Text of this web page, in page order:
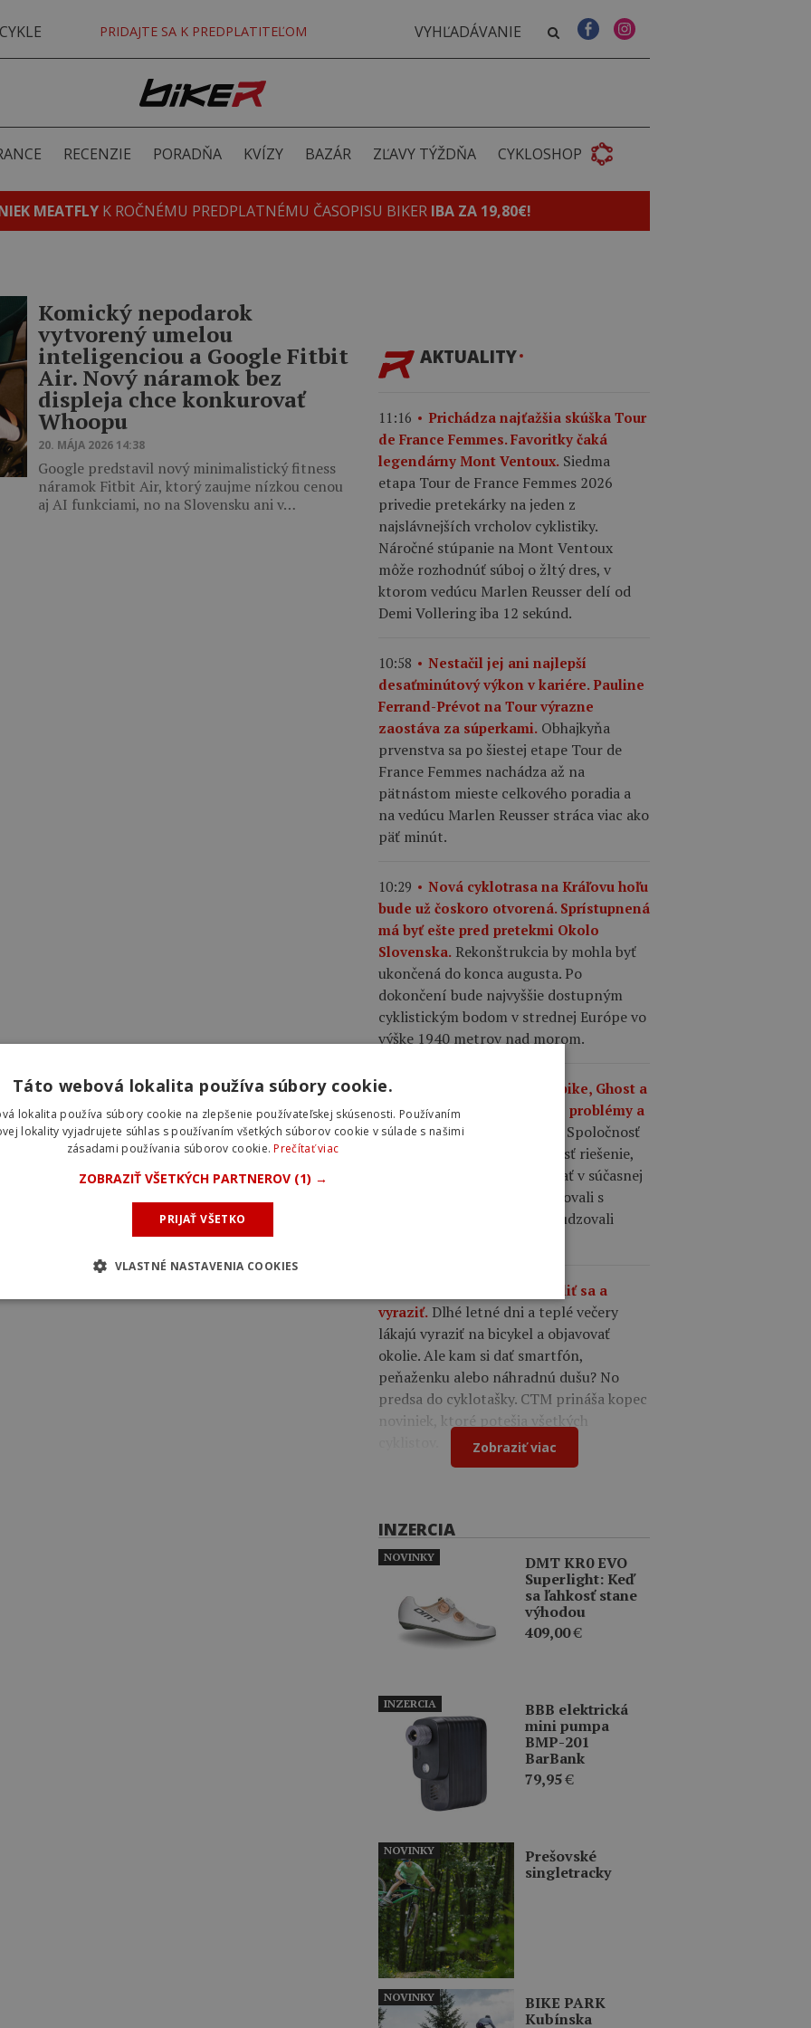
PRIDAJTE SA K PREDPLATITEĽOM
RECENZIE PORADŇA KVÍZY BAZÁR ZĽAVY TÝŽDŇA CYKLOSHOP
MEATFLY K ROČNÉMU PREDPLATNÉMU ČASOPISU BIKER IBA ZA 19,80€!
Komický nepodarok
vytvorený umelou
inteligenciou a Google Fitbit
Air. Nový náramok bez
displeja chce konkurovať
Whoopu
20. MÁJA 2026 14:38
Google predstavil nový minimalistický fitness
náramok Fitbit Air, ktorý zaujme nízkou cenou
aj AI funkciami, no na Slovensku ani v…
AKTUALITY
11:16
Prichádza najťažšia skúška Tour
de France Femmes. Favoritky čaká
legendárny Mont Ventoux. Siedma
etapa Tour de France Femmes 2026
privedie pretekárky na jeden z
najslávnejších vrcholov cyklistiky.
Náročné stúpanie na Mont Ventoux
môže rozhodnúť súboj o žltý dres, v
ktorom vedúcu Marlen Reusser delí od
Demi Vollering iba 12 sekúnd.
10:58
Nestačil jej ani najlepší
desaťminútový výkon v kariére. Pauline
Ferrand-Prévot na Tour výrazne
zaostáva za súperkami. Obhajkyňa
prvenstva sa po šiestej etape Tour de
France Femmes nachádza až na
pätnástom mieste celkového poradia a
na vedúcu Marlen Reusser stráca viac ako
päť minút.
10:29
Nová cyklotrasa na Kráľovu hoľu
bude už čoskoro otvorená. Sprístupnená
má byť ešte pred pretekmi Okolo
Slovenska. Rekonštrukcia by mohla byť
ukončená do konca augusta. Po
dokončení bude najvyššie dostupným
cyklistickým bodom v strednej Európe vo
výške 1940 metrov nad morom.
09:56
Majiteľ značiek Haibike, Ghost a
Lapierre má vážne finančné problémy a
začal insolvenčné konanie.
Spoločnosť
Accell Group nedokázala nájsť riešenie,
ktoré by umožnilo pokračovať v súčasnej
podobe, hoci poradcovia rokovali s
viacerými záujemcami a posudzovali
CTM tašky – čas zbaliť sa a
vyraziť. Dlhé letné dni a teplé večery
lákajú vyraziť na bicykel a objavovať
okolie. Ale kam si dať smartfón,
peňaženku alebo náhradnú dušu? No
predsa do cyklotašky. CTM prináša kopec
noviniek, ktoré potešia všetkých
Zobraziť viac
INZERCIA
DMT KR0 EVO
Superlight: Keď
sa ľahkosť stane
výhodou
409,00€
NOVINKY
BBB elektrická
mini pumpa
BMP-201
BarBank
79,95€
INZERCIA
Prešovské
singletracky
NOVINKY
BIKE PARK
Kubínska
NOVINKY
Táto webová lokalita používa súbory cookie.
lokalita používa súbory cookie na zlepšenie používateľskej skúsenosti. Používaním
lokality vyjadrujete súhlas s používaním všetkých súborov cookie v súlade s našimi
zásadami používania súborov cookie.Prečítať viac
ZOBRAZIŤ VŠETKÝCH PARTNEROV (1) →
PRIJAŤ VŠETKO
VLASTNÉ NASTAVENIA COOKIES